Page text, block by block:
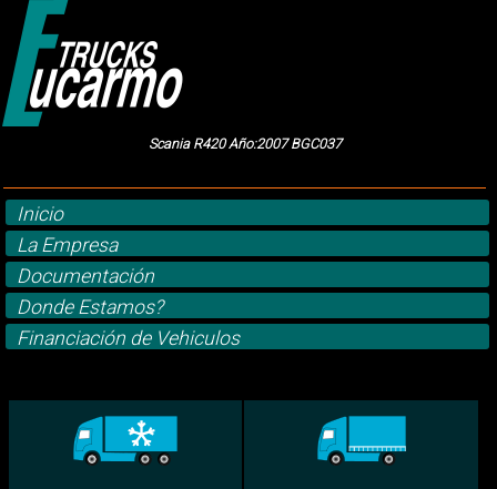
Scania R420 Año:2007 BGC037
Inicio
La Empresa
Documentación
Donde Estamos?
Financiación de Vehiculos